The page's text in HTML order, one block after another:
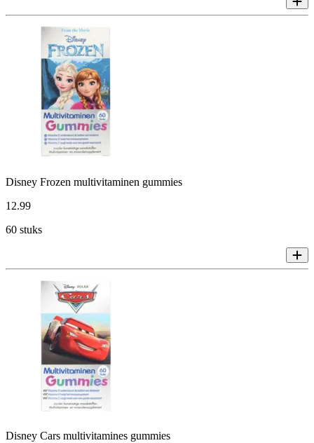
Disney Frozen multivitaminen gummies
12.99
60 stuks
Disney Cars multivitamines gummies